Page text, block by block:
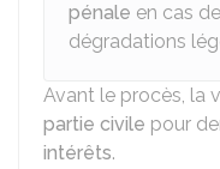
pénale en cas
dégradations
Avant le procès, la
partie civile pour
intérêts.